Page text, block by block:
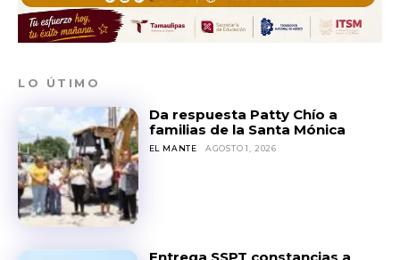
LO ÚTIMO
Da respuesta Patty Chío a
familias de la Santa Mónica
EL MANTE AGOSTO 1, 2026
Entrega SSPT constancias a